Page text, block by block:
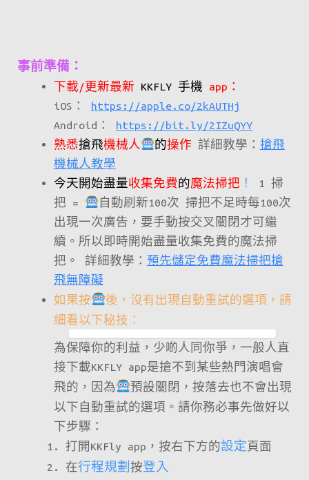
事前準備：
下載/更新最新 KKFLY 手機 app：
iOS： https://apple.co/2kAUTHj
Android： https://bit.ly/2IZuQYY
熟悉搶飛機械人 的操作 詳細教學： 搶飛
機械人教學
今天開始盡量收集免費的魔法掃把 ！
1 掃
把 =
自動刷新100次 掃把不足時每100次
出現一次廣告，要手動按交叉關閉才可繼
續。所以即時開始盡量收集免費的魔法掃
把。 詳細教學： 預先儲定免費魔法掃把搶
飛無障礙
如果按
後，沒有出現自動重試的選項，請
細看以下秘技：
為保障你的利益，少啲人同你爭，一般人直
接下載KKFLY app是搶不到某些熱門演唱會
飛的，因為
預設關閉，按落去也不會出現
以下自動重試的選項。請你務必事先做好以
下步驟：
打開KKFly app，按右下方的設定 頁面
在行程規劃按登入